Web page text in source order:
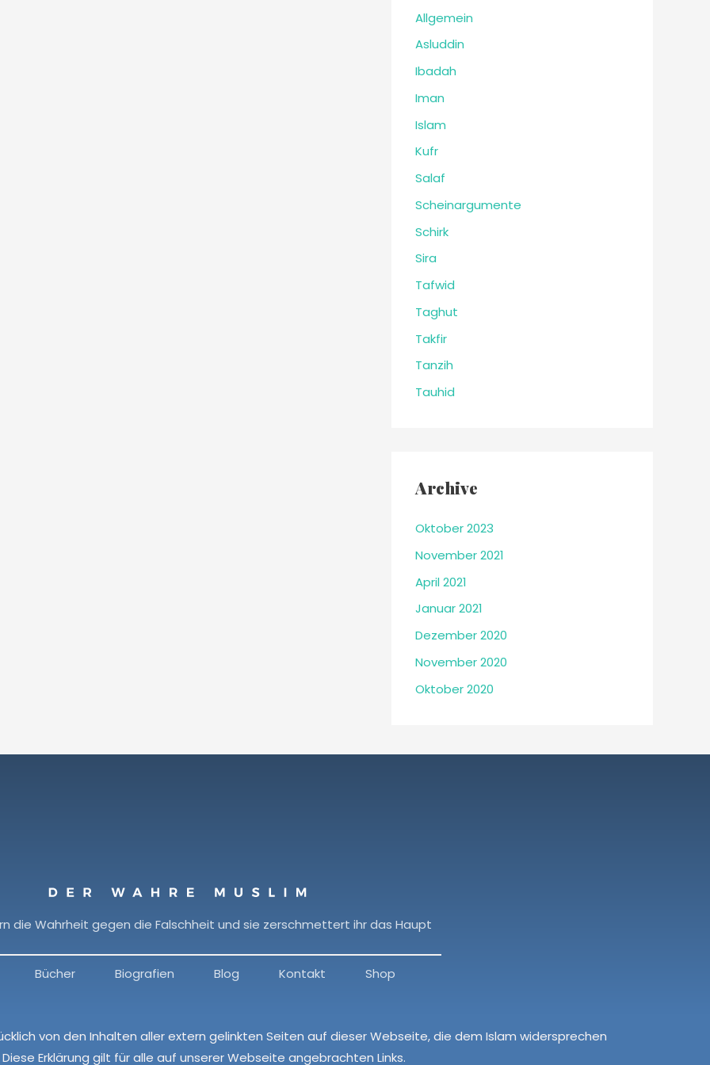
Allgemein
Asluddin
Ibadah
Iman
Islam
Kufr
Salaf
Scheinargumente
Schirk
Sira
Tafwid
Taghut
Takfir
Tanzih
Tauhid
Archive
Oktober 2023
November 2021
April 2021
Januar 2021
Dezember 2020
November 2020
Oktober 2020
die Wahrheit gegen die Falschheit und sie zerschmettert ihr das Haupt
Bücher Biografien Blog Kontakt Shop
von den Inhalten aller extern gelinkten Seiten auf dieser Webseite, die dem Islam widersprechen
Erklärung gilt für alle auf unserer Webseite angebrachten Links.